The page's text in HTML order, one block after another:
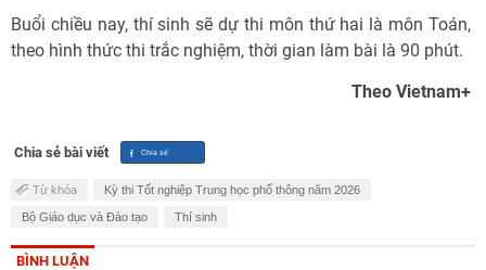
Buổi chiều nay, thí sinh sẽ dự thi môn thứ hai là môn Toán,
theo hình thức thi trắc nghiệm, thời gian làm bài là 90 phút.
Theo Vietnam+
Chia sẻ bài viết
Từ khóa Kỳ thi Tốt nghiệp Trung học phổ thông năm 2026
Bộ Giáo dục và Đào tạo Thí sinh
BÌNH LUẬN